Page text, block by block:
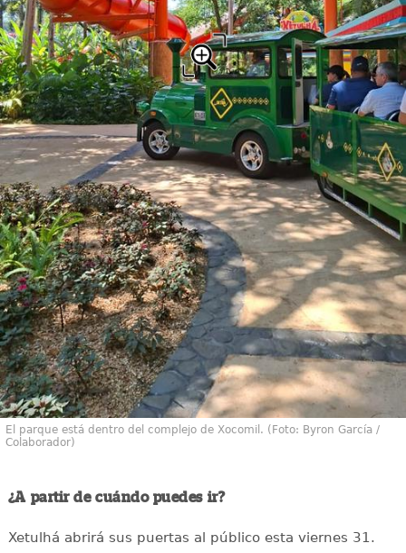
El parque está dentro del complejo de Xocomil. (Foto: Byron García /
Colaborador)
¿A partir de cuándo puedes ir?
Xetulhá abrirá sus puertas al público esta viernes 31.